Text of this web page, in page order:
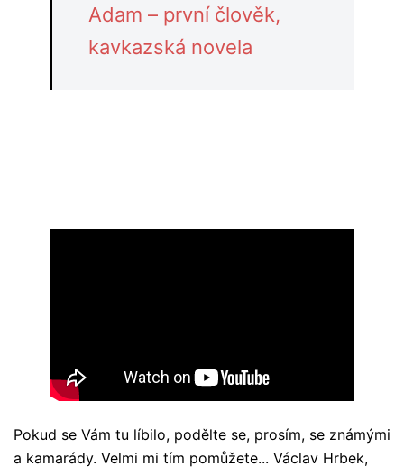
Adam – první člověk,
kavkazská novela
Pokud se Vám tu líbilo, podělte se, prosím, se známými
a kamarády. Velmi mi tím pomůžete... Václav Hrbek,